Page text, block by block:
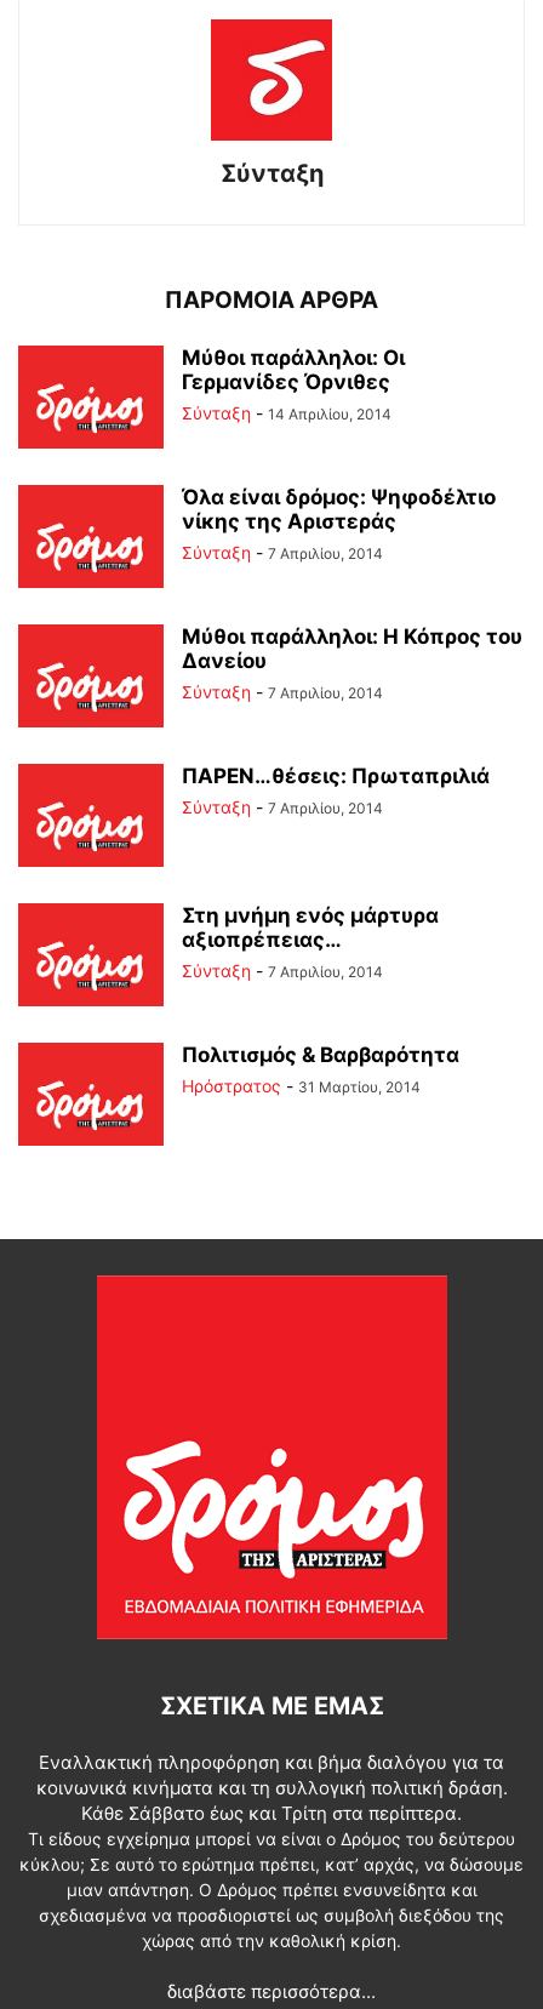
Σύνταξη
ΠΑΡΟΜΟΙΑ ΑΡΘΡΑ
Μύθοι παράλληλοι: Οι
Γερμανίδες Όρνιθες
Σύνταξη - 14 Απριλίου, 2014
Όλα είναι δρόμος: Ψηφοδέλτιο
νίκης της Αριστεράς
Σύνταξη - 7 Απριλίου, 2014
Μύθοι παράλληλοι: Η Κόπρος του
Δανείου
Σύνταξη - 7 Απριλίου, 2014
ΠΑΡΕΝ…θέσεις: Πρωταπριλιά
Σύνταξη - 7 Απριλίου, 2014
Στη μνήμη ενός μάρτυρα
αξιοπρέπειας…
Σύνταξη - 7 Απριλίου, 2014
Πολιτισμός & Βαρβαρότητα
Ηρόστρατος - 31 Μαρτίου, 2014
ΣΧΕΤΙΚΆ ΜΕ ΕΜΆΣ
Εναλλακτική πληροφόρηση και βήμα διαλόγου για τα
κοινωνικά κινήματα και τη συλλογική πολιτική δράση.
Κάθε Σάββατο έως και Τρίτη στα περίπτερα.
Τι είδους εγχείρημα μπορεί να είναι ο Δρόμος του δεύτερου
κύκλου; Σε αυτό το ερώτημα πρέπει, κατ’ αρχάς, να δώσουμε
μιαν απάντηση. Ο Δρόμος πρέπει ενσυνείδητα και
σχεδιασμένα να προσδιοριστεί ως συμβολή διεξόδου της
χώρας από την καθολική κρίση.
διαβάστε περισσότερα...